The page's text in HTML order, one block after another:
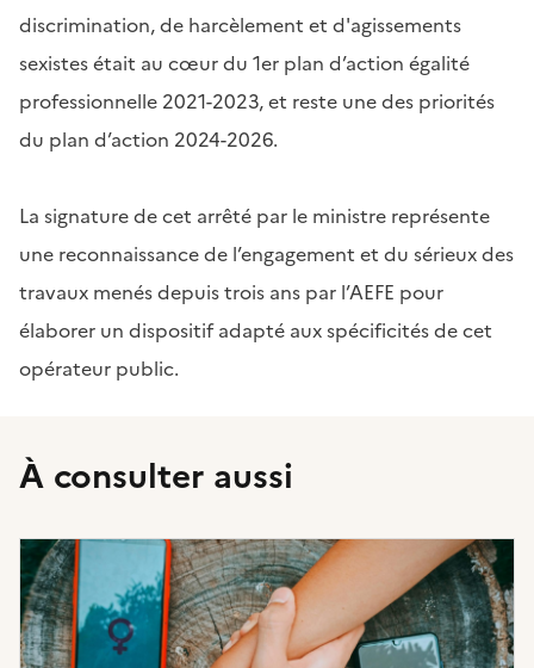
discrimination, de harcèlement et d'agissements
sexistes était au cœur du 1er plan d’action égalité
professionnelle 2021-2023, et reste une des priorités
du plan d’action 2024-2026.
La signature de cet arrêté par le ministre représente
une reconnaissance de l’engagement et du sérieux des
travaux menés depuis trois ans par l’AEFE pour
élaborer un dispositif adapté aux spécificités de cet
opérateur public.
À consulter aussi